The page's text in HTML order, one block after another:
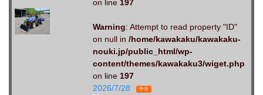
on line 197
Warning: Attempt to read property "ID"
on null in /home/kawakaku/kawakaku-
nouki.jp/public_html/wp-
content/themes/kawakaku3/wiget.php
on line 197
2026/7/28
中古